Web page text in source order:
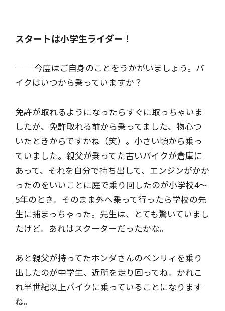
スタートは小学生ライダー！
── 今度はご自身のことをうかがいましょう。バ
イクはいつから乗っていますか？
免許が取れるようになったらすぐに取っちゃいま
したが、免許取れる前から乗ってました、物心つ
いたときからですかね（笑）。小さい頃から乗っ
ていました。親父が乗ってた古いバイクが倉庫に
あって、それを自分で持ち出して、エンジンがかか
ったのをいいことに庭で乗り回したのが小学校4～
5年のとき。そのまま外へ乗って行ったら学校の先
生に捕まっちゃった。先生は、とても驚いていまし
たけど。あれはスクーターだったかな。
あと親父が持ってたホンダさんのベンリィを乗り
出したのが中学生、近所を走り回ってね。かれこ
れ半世紀以上バイクに乗っていることになります
ね。